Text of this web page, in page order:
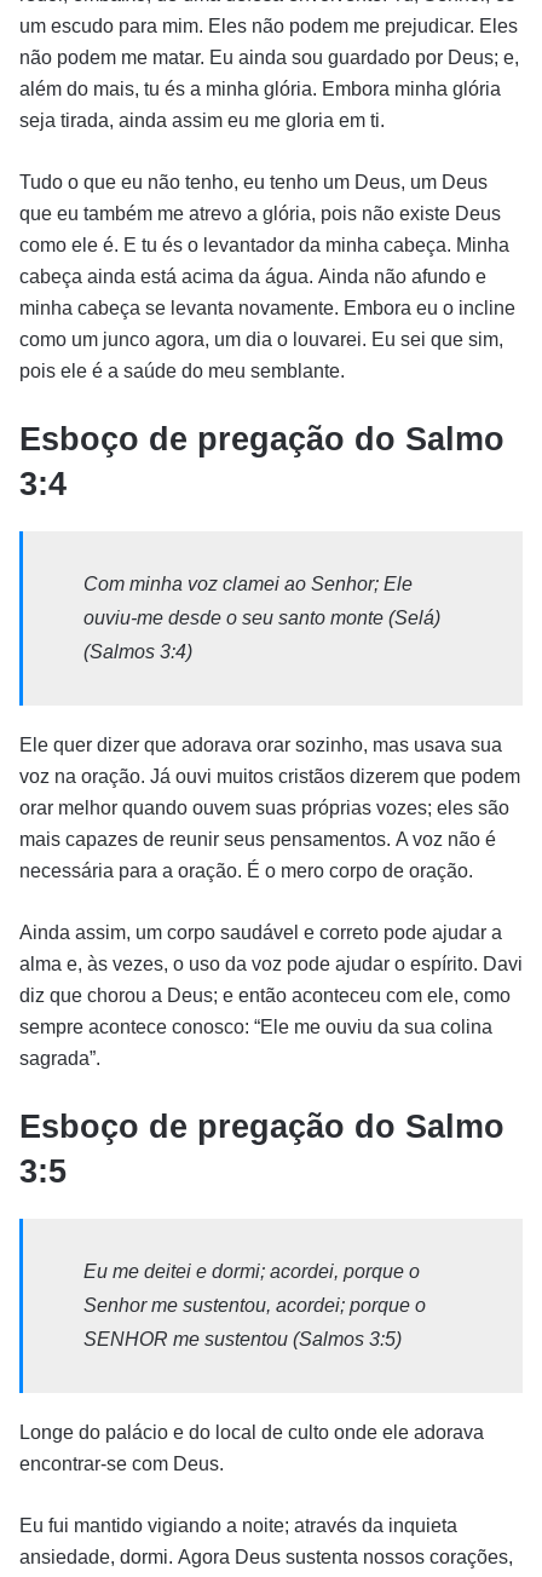
um escudo para mim. Eles não podem me prejudicar. Eles
não podem me matar. Eu ainda sou guardado por Deus; e,
além do mais, tu és a minha glória. Embora minha glória
seja tirada, ainda assim eu me gloria em ti.
Tudo o que eu não tenho, eu tenho um Deus, um Deus
que eu também me atrevo a glória, pois não existe Deus
como ele é. E tu és o levantador da minha cabeça. Minha
cabeça ainda está acima da água. Ainda não afundo e
minha cabeça se levanta novamente. Embora eu o incline
como um junco agora, um dia o louvarei. Eu sei que sim,
pois ele é a saúde do meu semblante.
Esboço de pregação do Salmo
3:4
Com minha voz clamei ao Senhor; Ele
ouviu-me desde o seu santo monte (Selá)
(Salmos 3:4)
Ele quer dizer que adorava orar sozinho, mas usava sua
voz na oração. Já ouvi muitos cristãos dizerem que podem
orar melhor quando ouvem suas próprias vozes; eles são
mais capazes de reunir seus pensamentos. A voz não é
necessária para a oração. É o mero corpo de oração.
Ainda assim, um corpo saudável e correto pode ajudar a
alma e, às vezes, o uso da voz pode ajudar o espírito. Davi
diz que chorou a Deus; e então aconteceu com ele, como
sempre acontece conosco: “Ele me ouviu da sua colina
sagrada”.
Esboço de pregação do Salmo
3:5
Eu me deitei e dormi; acordei, porque o
Senhor me sustentou, acordei; porque o
SENHOR me sustentou (Salmos 3:5)
Longe do palácio e do local de culto onde ele adorava
encontrar-se com Deus.
Eu fui mantido vigiando a noite; através da inquieta
ansiedade, dormi. Agora Deus sustenta nossos corações,